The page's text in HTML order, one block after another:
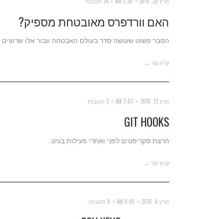
האם וורדפרס מאובטחת מספיק?
הסבר פשוט שעושה סדר בעולם האבטחה עבור אלו
קרא עוד ←
מרץ 13, 2016 7:07 AM 3 תגובות
GIT HOOKS
הרצת סקריפטים לפני ואחרי פעילות בגיט.
קרא עוד ←
מרץ 6, 2016 6:06 AM 9 תגובות